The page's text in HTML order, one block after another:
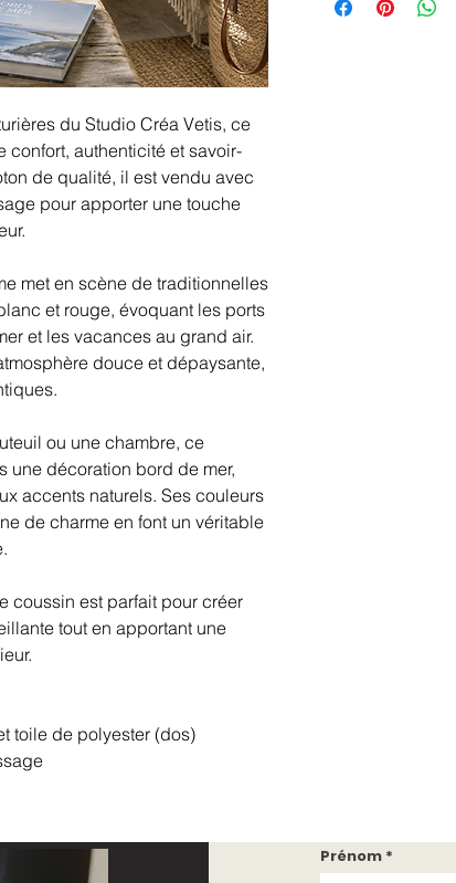
du Studio Créa Vetis, ce
authenticité et savoir-
de qualité, il est vendu avec
pour apporter une touche
met en scène de traditionnelles
et rouge, évoquant les ports
et les vacances au grand air.
douce et dépaysante,
ou une chambre, ce
une décoration bord de mer,
accents naturels. Ses couleurs
de charme en font un véritable
coussin est parfait pour créer
tout en apportant une
toile de polyester (dos)
Prénom